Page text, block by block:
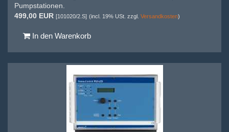
Pumpstationen.
499,00 EUR [101020/2.S] (incl. 19% USt. zzgl. Versandkosten)
In den Warenkorb